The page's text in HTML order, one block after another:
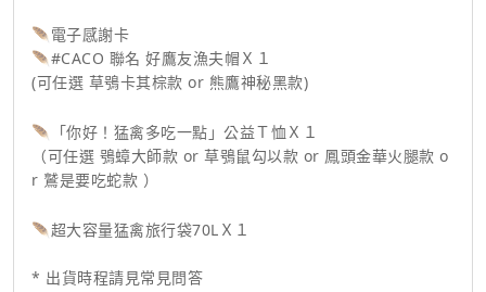
🪶電子感謝卡
🪶#CACO 聯名 好鷹友漁夫帽Ｘ１
(可任選 草鴞卡其棕款 or 熊鷹神秘黑款)
🪶「你好！猛禽多吃一點」公益Ｔ恤Ｘ１
（可任選 鴞蟑大師款 or 草鴞鼠勾以款 or 鳳頭金華火腿款 o
r 鷲是要吃蛇款 ）
🪶超大容量猛禽旅行袋70LＸ１
* 出貨時程請見常見問答